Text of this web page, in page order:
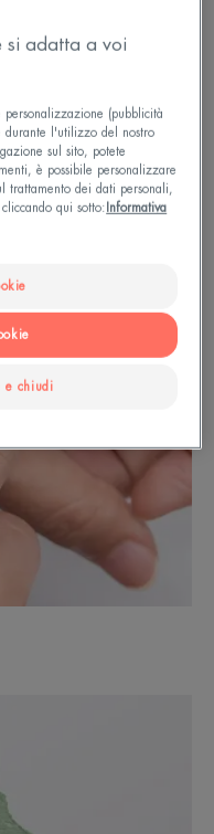
si adatta a voi
(pubblicità
durante l'utilizzo del nostro
sul sito, potete
è possibile personalizzare
trattamento dei dati personali,
qui sotto: Informativa
e chiudi